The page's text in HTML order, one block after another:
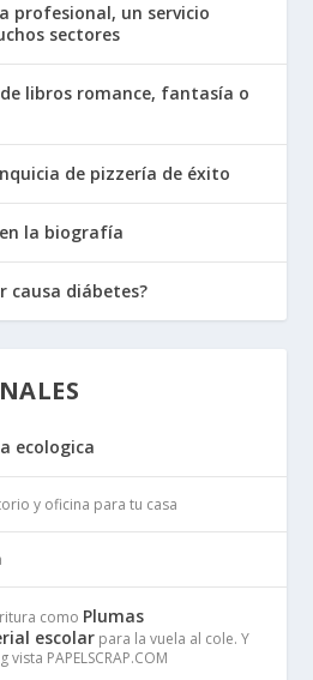
profesional, un servicio
sectores
libros romance, fantasía o
de pizzería de éxito
la biografía
causa diábetes?
ecologica
y oficina para tu casa
como Plumas
escolar para la vuela al cole. Y
PAPELSCRAP.COM